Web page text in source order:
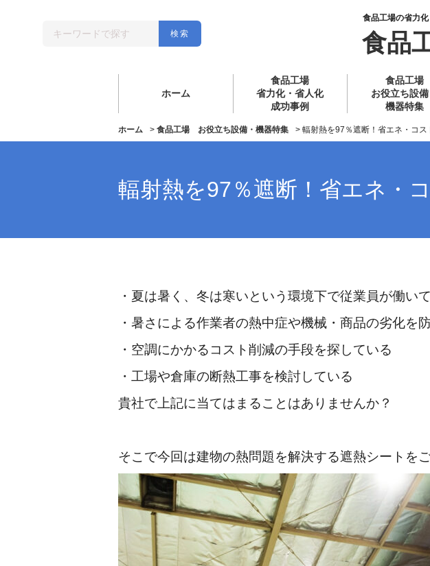
食品工場の省力
食品
ホーム
食品工場
省力化・省人化
成功事例
食品工場
お役立ち設備
機器特集
ホーム > 食品工場 お役立ち設備・機器特集 > 輻射熱を97％遮断！省エネ・コス
輻射熱を97％遮断！省エネ・
・夏は暑く、冬は寒いという環境下で従業員が働い
・暑さによる作業者の熱中症や機械・商品の劣化を
・空調にかかるコスト削減の手段を探している
・工場や倉庫の断熱工事を検討している
貴社で上記に当てはまることはありませんか？
そこで今回は建物の熱問題を解決する遮熱シートをご